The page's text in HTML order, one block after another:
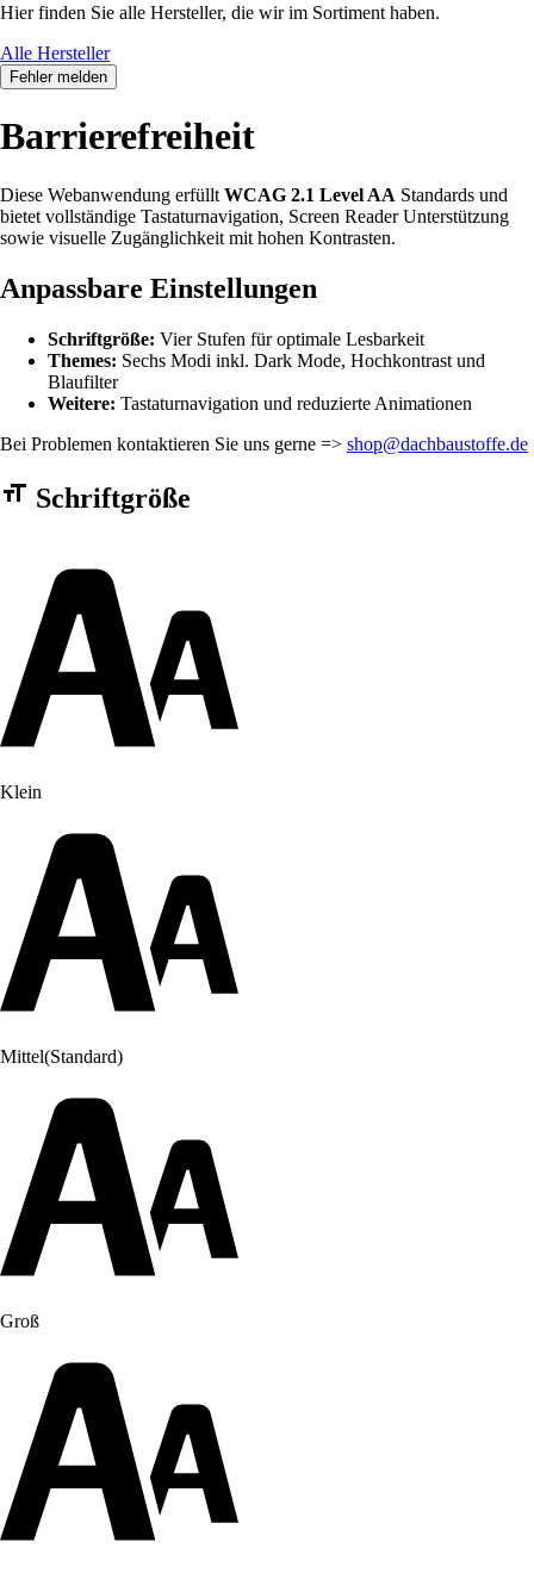
Hier finden Sie alle Hersteller, die wir im Sortiment haben.
Alle Hersteller
Fehler melden
Barrierefreiheit
Diese Webanwendung erfüllt WCAG 2.1 Level AA Standards und
bietet vollständige Tastaturnavigation, Screen Reader Unterstützung
sowie visuelle Zugänglichkeit mit hohen Kontrasten.
Anpassbare Einstellungen
Schriftgröße: Vier Stufen für optimale Lesbarkeit
Themes: Sechs Modi inkl. Dark Mode, Hochkontrast und
Blaufilter
Weitere: Tastaturnavigation und reduzierte Animationen
Bei Problemen kontaktieren Sie uns gerne => shop@dachbaustoffe.de
Barrierefreiheit Einstellungen Formular
Schriftgröße
Klein
Mittel(Standard)
Groß